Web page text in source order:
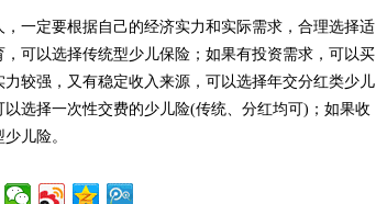
定要根据自己的经济实力和实际需求，合理选择适
可以选择传统型少儿保险；如果有投资需求，可以买
较强，又有稳定收入来源，可以选择年交分红类少儿
选择一次性交费的少儿险(传统、分红均可)；如果收
儿险。